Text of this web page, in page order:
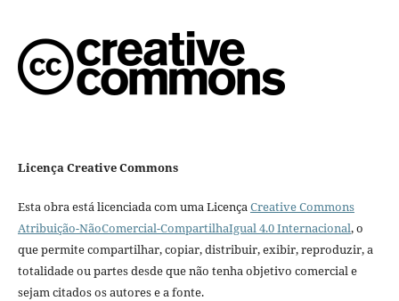
Licença Creative Commons
Esta obra está licenciada com uma Licença Creative Commons
Atribuição-NãoComercial-CompartilhaIgual 4.0 Internacional, o
que permite compartilhar, copiar, distribuir, exibir, reproduzir, a
totalidade ou partes desde que não tenha objetivo comercial e
sejam citados os autores e a fonte.